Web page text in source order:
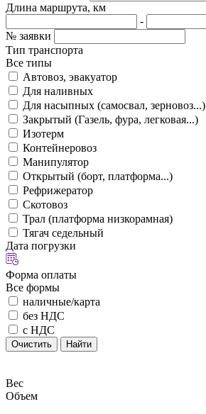
Длина маршрута, км
-
№ заявки
Тип транспорта
Все типы
Автовоз, эвакуатор
Для наливных
Для насыпных (самосвал, зерновоз...)
Закрытый (Газель, фура, легковая...)
Изотерм
Контейнеровоз
Манипулятор
Открытый (борт, платформа...)
Рефрижератор
Скотовоз
Трал (платформа низкорамная)
Тягач седельный
Дата погрузки
Форма оплаты
Все формы
наличные/карта
без НДС
с НДС
Очистить Найти
Вес
Объем